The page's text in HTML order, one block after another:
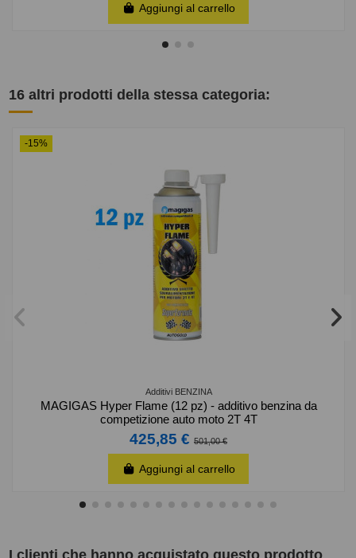
Aggiungi al carrello
16 altri prodotti della stessa categoria:
-15%
Additivi BENZINA
MAGIGAS Hyper Flame (12 pz) - additivo benzina da
competizione auto moto 2T 4T
425,85 € 501,00 €
Aggiungi al carrello